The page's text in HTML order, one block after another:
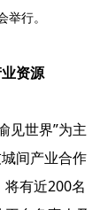
行。
资源
见世界”为主
间产业合作
有近200名